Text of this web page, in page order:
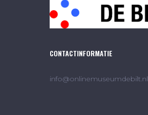
CONTACTINFORMATIE
info@onlinemuseumdebilt.nl